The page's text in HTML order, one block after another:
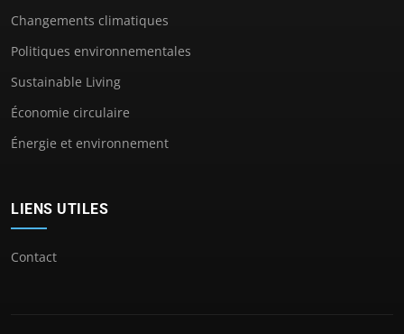
Changements climatiques
Politiques environnementales
Sustainable Living
Économie circulaire
Énergie et environnement
LIENS UTILES
Contact